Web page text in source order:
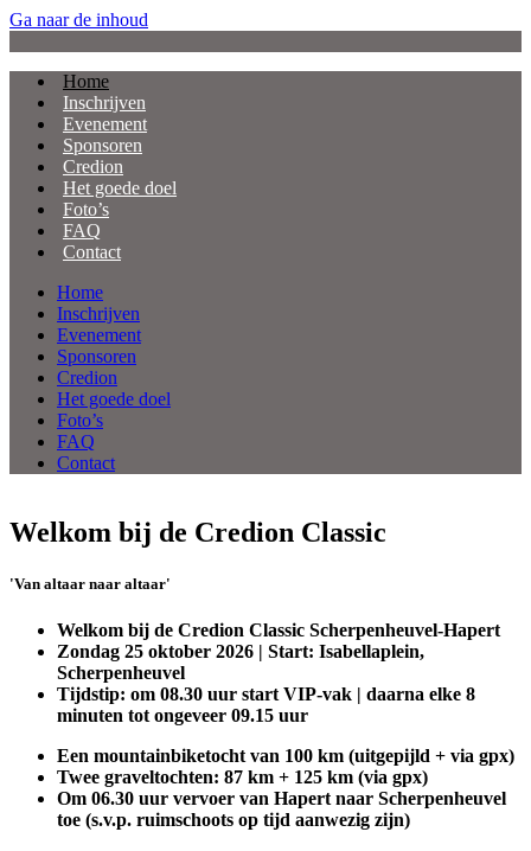
Ga naar de inhoud
Home
Inschrijven
Evenement
Sponsoren
Credion
Het goede doel
Foto’s
FAQ
Contact
Home
Inschrijven
Evenement
Sponsoren
Credion
Het goede doel
Foto’s
FAQ
Contact
Welkom bij de Credion Classic
'Van altaar naar altaar'
Welkom bij de Credion Classic Scherpenheuvel-Hapert
Zondag 25 oktober 2026 | Start: Isabellaplein,
Scherpenheuvel
Tijdstip: om 08.30 uur start VIP-vak | daarna elke 8
minuten tot ongeveer 09.15 uur
Een mountainbiketocht van 100 km (uitgepijld + via gpx)
Twee graveltochten: 87 km + 125 km (via gpx)
Om 06.30 uur vervoer van Hapert naar Scherpenheuvel
toe (s.v.p. ruimschoots op tijd aanwezig zijn)